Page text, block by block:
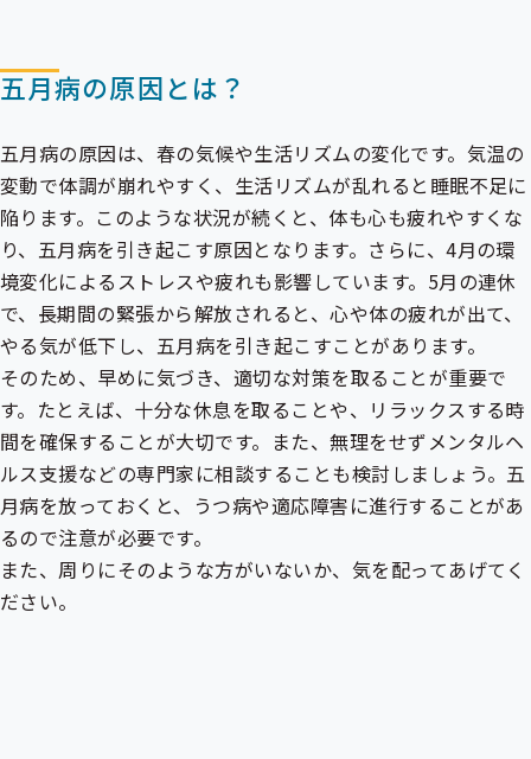
五月病の原因とは？
五月病の原因は、春の気候や生活リズムの変化です。気温の
変動で体調が崩れやすく、生活リズムが乱れると睡眠不足に
陥ります。このような状況が続くと、体も心も疲れやすくな
り、五月病を引き起こす原因となります。さらに、4月の環
境変化によるストレスや疲れも影響しています。5月の連休
で、長期間の緊張から解放されると、心や体の疲れが出て、
やる気が低下し、五月病を引き起こすことがあります。
そのため、早めに気づき、適切な対策を取ることが重要で
す。たとえば、十分な休息を取ることや、リラックスする時
間を確保することが大切です。また、無理をせずメンタルヘ
ルス支援などの専門家に相談することも検討しましょう。五
月病を放っておくと、うつ病や適応障害に進行することがあ
るので注意が必要です。
また、周りにそのような方がいないか、気を配ってあげてく
ださい。